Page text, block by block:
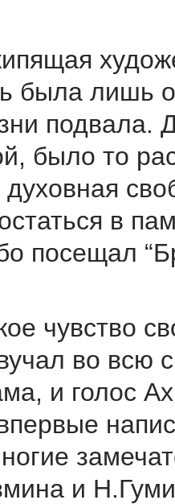
была лишь
подвала.
было то
в
посещал
чувство
во всю
и голос
и